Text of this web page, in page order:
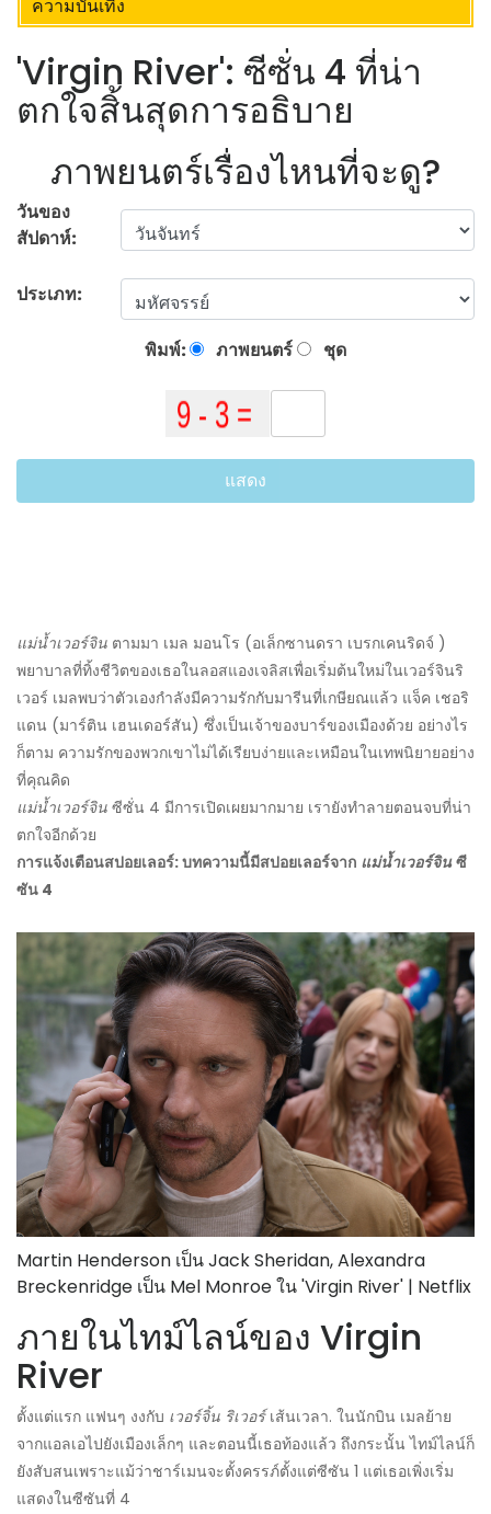
ความบันเทิง
'Virgin River': ซีซั่น 4 ที่น่า
ตกใจสิ้นสุดการอธิบาย
ภาพยนตร์เรื่องไหนที่จะดู?
วันของ
สัปดาห์:
ประเภท:
พิมพ์: ภาพยนตร์ ชุด
แสดง
แม่น้ำเวอร์จิน ตามมา เมล มอนโร (อเล็กซานดรา เบรกเคนริดจ์ )
พยาบาลที่ทิ้งชีวิตของเธอในลอสแองเจลิสเพื่อเริ่มต้นใหม่ในเวอร์จินริ
เวอร์ เมลพบว่าตัวเองกำลังมีความรักกับมารีนที่เกษียณแล้ว แจ็ค เชอริ
แดน (มาร์ติน เฮนเดอร์สัน) ซึ่งเป็นเจ้าของบาร์ของเมืองด้วย อย่างไร
ก็ตาม ความรักของพวกเขาไม่ได้เรียบง่ายและเหมือนในเทพนิยายอย่าง
ที่คุณคิด
แม่น้ำเวอร์จิน ซีซั่น 4 มีการเปิดเผยมากมาย เรายังทำลายตอนจบที่น่า
ตกใจอีกด้วย
การแจ้งเตือนสปอยเลอร์: บทความนี้มีสปอยเลอร์จาก แม่น้ำเวอร์จิน ซี
ซัน 4
Martin Henderson เป็น Jack Sheridan, Alexandra
Breckenridge เป็น Mel Monroe ใน 'Virgin River' | Netflix
ภายในไทม์ไลน์ของ Virgin
River
ตั้งแต่แรก แฟนๆ งงกับ เวอร์จิ้น ริเวอร์เส้นเวลา. ในนักบิน เมลย้าย
จากแอลเอไปยังเมืองเล็กๆ และตอนนี้เธอท้องแล้ว ถึงกระนั้น ไทม์ไลน์ก็
ยังสับสนเพราะแม้ว่าชาร์เมนจะตั้งครรภ์ตั้งแต่ซีซัน 1 แต่เธอเพิ่งเริ่ม
แสดงในซีซันที่ 4